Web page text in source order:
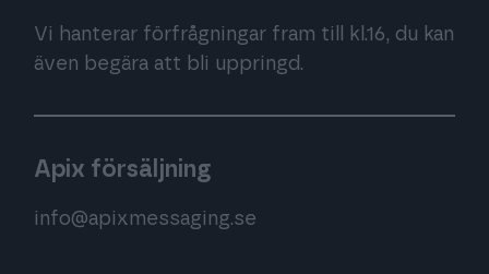
Vi hanterar förfrågningar fram till kl.16, du kan
även begära att bli uppringd.
Apix försäljning
info@apixmessaging.se